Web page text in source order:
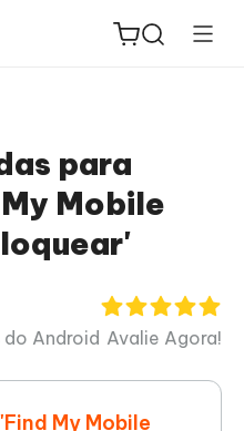
para
Mobile
do Android Avalie Agora!
My Mobile